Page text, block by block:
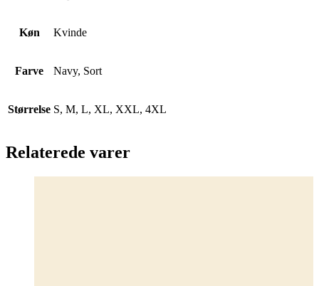
Køn Kvinde
Farve Navy, Sort
Størrelse S, M, L, XL, XXL, 4XL
Relaterede varer